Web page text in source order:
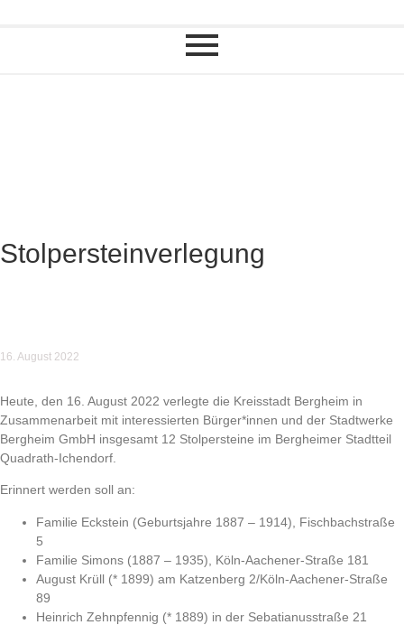
Stolpersteinverlegung
16. August 2022
Heute, den 16. August 2022 verlegte die Kreisstadt Bergheim in
Zusammenarbeit mit interessierten Bürger*innen und der Stadtwerke
Bergheim GmbH insgesamt 12 Stolpersteine im Bergheimer Stadtteil
Quadrath-Ichendorf.
Erinnert werden soll an:
Familie Eckstein (Geburtsjahre 1887 – 1914), Fischbachstraße
5
Familie Simons (1887 – 1935), Köln-Aachener-Straße 181
August Krüll (* 1899) am Katzenberg 2/Köln-Aachener-Straße
89
Heinrich Zehnpfennig (* 1889) in der Sebatianusstraße 21